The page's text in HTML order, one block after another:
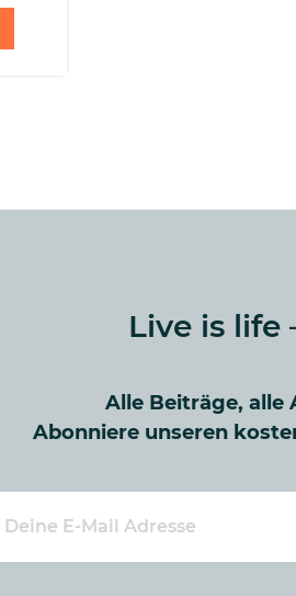
Live is life
Alle Beiträge, alle
Abonniere unseren